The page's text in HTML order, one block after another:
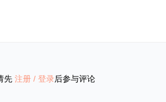
先 注册 / 登录后参与评论